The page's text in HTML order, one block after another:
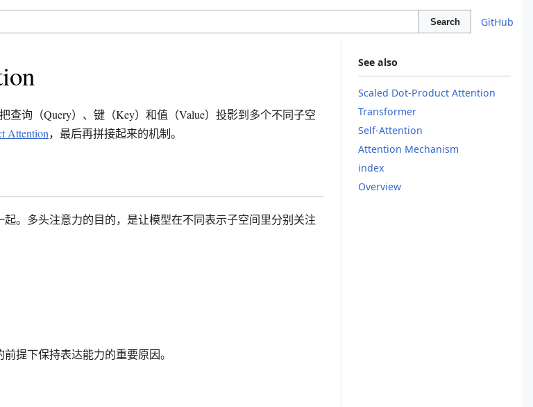
Search GitHub
查询（Query）、键（Key）和值（Value）投影到多个不同子空
Attention，最后再拼接起来的机制。
。多头注意力的目的，是让模型在不同表示子空间里分别关注
提下保持表达能力的重要原因。
See also
Scaled Dot-Product Attention
Transformer
Self-Attention
Attention Mechanism
index
Overview